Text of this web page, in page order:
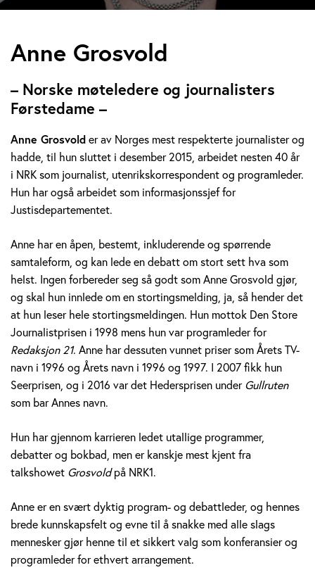
A
n
n
e
G
r
s
v
o
l
d
Anne Grosvold
– Norske møteledere og journalisters
Førstedame –
Anne Grosvolder av Norges mest respekterte journalister og
hadde, til hun sluttet i desember 2015, arbeidet nesten 40 år
i NRK som journalist, utenrikskorrespondent og programleder.
Hun har også arbeidet som informasjonssjef for
Justisdepartementet.
Anne har en åpen, bestemt, inkluderende og spørrende
samtaleform, og kan lede en debatt om stort sett hva som
helst. Ingen forbereder seg så godt som Anne Grosvold gjør,
og skal hun innlede om en stortingsmelding, ja, så hender det
at hun leser hele stortingsmeldingen. Hun mottok Den Store
Journalistprisen i 1998 mens hun var programleder for
Redaksjon 21. Anne har dessuten vunnet priser som Årets TV-
navn i 1996 og Årets navn i 1996 og 1997. I 2007 fikk hun
Seerprisen, og i 2016 var det Hedersprisen underGullruten
som bar Annes navn.
Hun har gjennom karrieren ledet utallige programmer,
debatter og bokbad, men er kanskje mest kjent fra
talkshowet Grosvoldpå NRK1.
Anne er en svært dyktig program- og debattleder, og hennes
brede kunnskapsfelt og evne til å snakke med alle slags
mennesker gjør henne til et sikkert valg som konferansier og
programleder for ethvert arrangement.